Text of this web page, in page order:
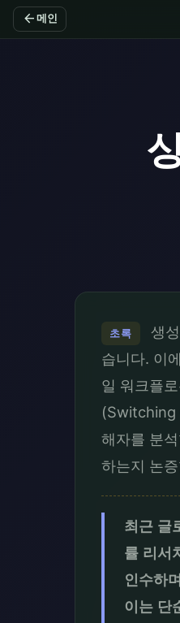
arrow_back 메인
초록
생
습니다. 이
일 워크플
(Switching
해자를 분
하는지 논
최근 글
률 리서
인수하
이는 단